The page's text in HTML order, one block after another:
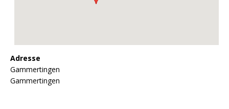
Adresse
Gammertingen
Gammertingen